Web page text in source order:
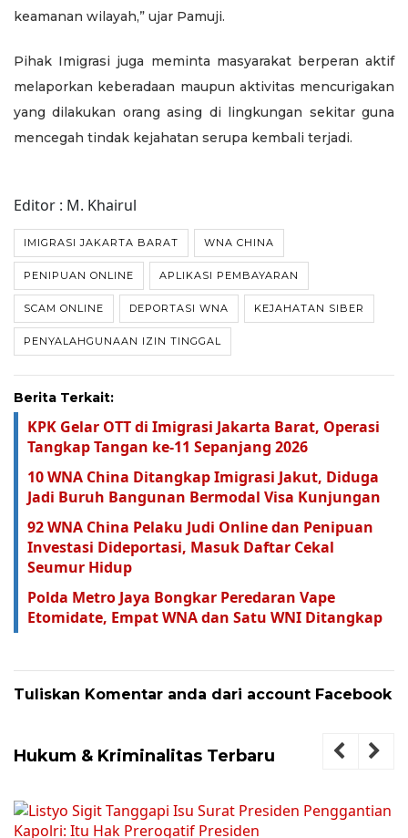
keamanan wilayah,” ujar Pamuji.
Pihak Imigrasi juga meminta masyarakat berperan aktif
melaporkan keberadaan maupun aktivitas mencurigakan
yang dilakukan orang asing di lingkungan sekitar guna
mencegah tindak kejahatan serupa kembali terjadi.
Editor : M. Khairul
IMIGRASI JAKARTA BARAT WNA CHINA
PENIPUAN ONLINE APLIKASI PEMBAYARAN
SCAM ONLINE DEPORTASI WNA KEJAHATAN SIBER
PENYALAHGUNAAN IZIN TINGGAL
Berita Terkait:
KPK Gelar OTT di Imigrasi Jakarta Barat, Operasi
Tangkap Tangan ke-11 Sepanjang 2026
10 WNA China Ditangkap Imigrasi Jakut, Diduga
Jadi Buruh Bangunan Bermodal Visa Kunjungan
92 WNA China Pelaku Judi Online dan Penipuan
Investasi Dideportasi, Masuk Daftar Cekal
Seumur Hidup
Polda Metro Jaya Bongkar Peredaran Vape
Etomidate, Empat WNA dan Satu WNI Ditangkap
Tuliskan Komentar anda dari account Facebook
Hukum & Kriminalitas Terbaru